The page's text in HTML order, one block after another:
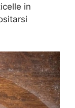
in